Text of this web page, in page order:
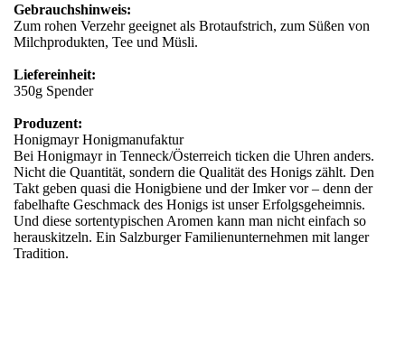
Gebrauchshinweis:
Zum rohen Verzehr geeignet als Brotaufstrich, zum Süßen von
Milchprodukten, Tee und Müsli.
Liefereinheit:
350g Spender
Produzent:
Honigmayr Honigmanufaktur
Bei Honigmayr in Tenneck/Österreich ticken die Uhren anders.
Nicht die Quantität, sondern die Qualität des Honigs zählt. Den
Takt geben quasi die Honigbiene und der Imker vor – denn der
fabelhafte Geschmack des Honigs ist unser Erfolgsgeheimnis.
Und diese sortentypischen Aromen kann man nicht einfach so
herauskitzeln. Ein Salzburger Familienunternehmen mit langer
Tradition.